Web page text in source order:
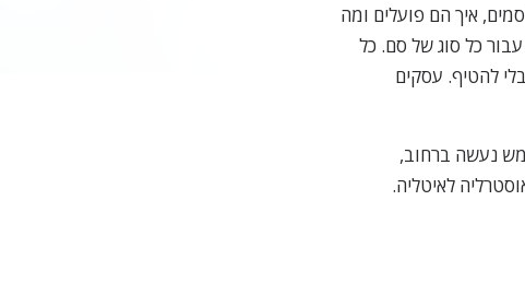
איך הם פועלים ומה
כל סוג של סם. כל
להטיף. עסקים
ממש נעשה ברחוב,